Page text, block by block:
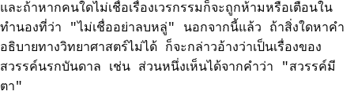
และถ้าหากคนใดไม่เชื่อเรื่องเวรกรรมก็จะถูกห้ามหรือเตือนใน
ทำนองที่ว่า "ไม่เชื่ออย่าลบหลู่" นอกจากนี้แล้ว ถ้าสิ่งใดหาคำ
อธิบายทางวิทยาศาสตร์ไม่ได้ ก็จะกล่าวอ้างว่าเป็นเรื่องของ
สวรรค์นรกบันดาล เช่น ส่วนหนึ่งเห็นได้จากคำว่า "สวรรค์มี
ตา"